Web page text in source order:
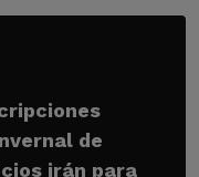
de
irán para